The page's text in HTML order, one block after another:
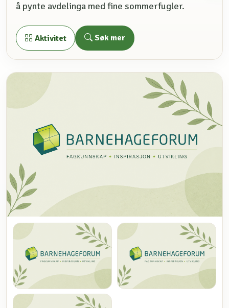
å pynte avdelinga med fine sommerfugler.
Aktivitet Søk mer